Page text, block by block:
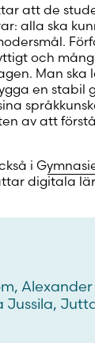
att de
alla ska
och
Man ska
en stabil
av att
i
digitala
Alexander
Jussila,